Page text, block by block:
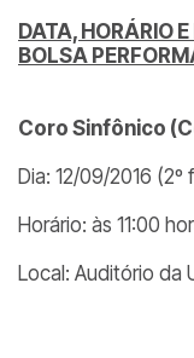
DATA, HORÁRIO
BOLSA
Coro Sinfônico
Dia: 12/09/2016 (2º
Horário: às 11:00
Local: Auditório da